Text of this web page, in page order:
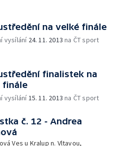
na velké finále
vysílání 24. 11. 2013 na ČT sport
finalistek na
finále
vysílání15. 11. 2013 na ČT sport
č. 12 - Andrea
Ves u Kralup n. Vltavou,